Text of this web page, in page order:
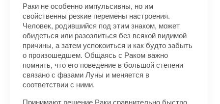
Раки не особенно импульсивны, но им
свойственны резкие перемены настроения.
Человек, родившийся под этим знаком, может
обидеться или разозлиться без всякой видимой
причины, а затем успокоиться и как будто забыть
о произошедшем. Общаясь с Раком важно
помнить, что его поведение в большой степени
связано с фазами Луны и меняется в
соответствии с ними.
Принимают решение Раки сравнительно быстро,